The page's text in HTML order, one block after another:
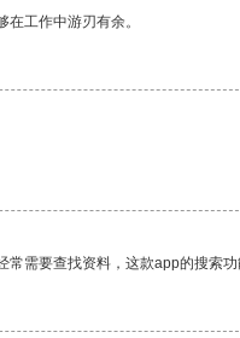
工作中游刃有余。
需要查找资料，这款app的搜索功